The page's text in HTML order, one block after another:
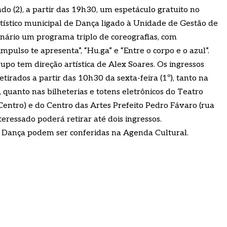
(2), a partir das 19h30, um espetáculo gratuito no
municipal de Dança ligado à Unidade de Gestão de
um programa triplo de coreografias, com
te apresenta”, “Hu.ga” e “Entre o corpo e o azul”.
tem direção artística de Alex Soares. Os ingressos
a partir das 10h30 da sexta-feira (1º), tanto na
nas bilheterias e totens eletrônicos do Teatro
e do Centro das Artes Prefeito Pedro Fávaro (rua
poderá retirar até dois ingressos.
podem ser conferidas na Agenda Cultural.